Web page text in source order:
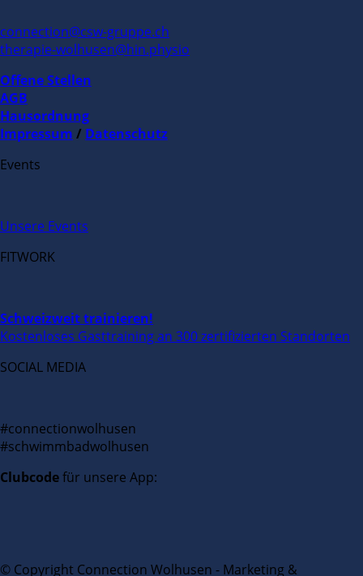
connection@csw-gruppe.ch
therapie-wolhusen@hin.physio
Offene Stellen
AGB
Hausordnung
Impressum / Datenschutz
Events
Unsere Events
FITWORK
Schweizweit trainieren!
Kostenloses Gasttraining an 300 zertifizierten Standorten
SOCIAL MEDIA
#connectionwolhusen
#schwimmbadwolhusen
Clubcodefür unsere App:
© Copyright Connection Wolhusen - Marketing &